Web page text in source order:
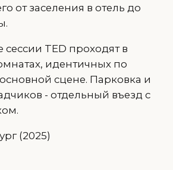
от заселения в отель до
TED проходят в
идентичных по
сцене. Парковка и
- отдельный въезд с
(2025)